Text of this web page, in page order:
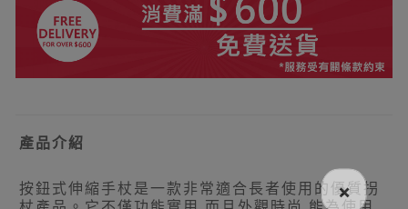
產品介紹
按鈕式伸縮手杖是一款非常適合長者使用的優質拐
×